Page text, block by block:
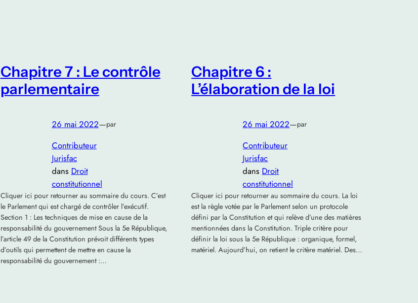
Chapitre 7 : Le contrôle
parlementaire
26 mai 2022—par
Contributeur
Jurisfac
dans Droit
constitutionnel
Cliquer ici pour retourner au sommaire du cours. C’est
le Parlement qui est chargé de contrôler l’exécutif.
Section 1 : Les techniques de mise en cause de la
responsabilité du gouvernement Sous la 5e République,
l’article 49 de la Constitution prévoit différents types
d’outils qui permettent de mettre en cause la
responsabilité du gouvernement :…
Chapitre 6 :
L’élaboration de la loi
26 mai 2022—par
Contributeur
Jurisfac
dans Droit
constitutionnel
Cliquer ici pour retourner au sommaire du cours. La loi
est la règle votée par le Parlement selon un protocole
défini par la Constitution et qui relève d’une des matières
mentionnées dans la Constitution. Triple critère pour
définir la loi sous la 5e République : organique, formel,
matériel. Aujourd’hui, on retient le critère matériel. Des…